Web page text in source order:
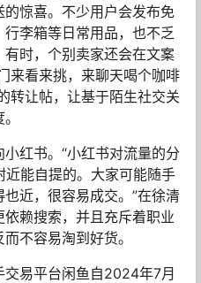
惊喜。不少用户会发布免
李箱等日常用品，也不乏
时，个别卖家还会在文案
来看来挑，来聊天喝个咖啡
转让帖，让基于陌生社交关
红书。“小红书对流量的分
能自提的。大家可能随手
近，很容易成交。”在徐清
赖搜索，并且充斥着职业
不容易淘到好货。
交易平台闲鱼自2024年7月